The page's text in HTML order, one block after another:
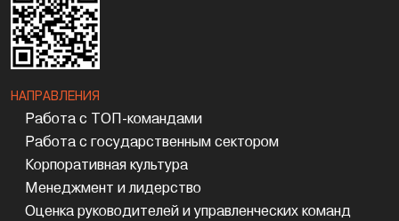
НАПРАВЛЕНИЯ
Работа с ТОП-командами
Работа с государственным сектором
Корпоративная культура
Менеджмент и лидерство
Оценка руководителей и управленческих команд